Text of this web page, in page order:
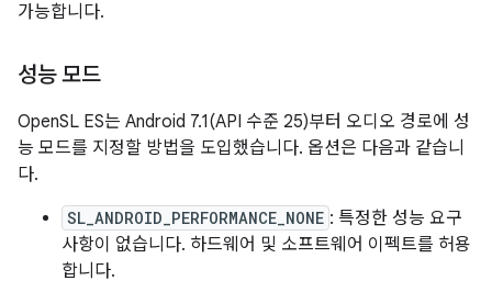
가능합니다.
성능 모드
OpenSL ES는 Android 7.1(API 수준 25)부터 오디오 경로에 성
능 모드를 지정할 방법을 도입했습니다. 옵션은 다음과 같습니
다.
SL_ANDROID_PERFORMANCE_NONE : 특정한 성능 요구
사항이 없습니다. 하드웨어 및 소프트웨어 이펙트를 허용
합니다.